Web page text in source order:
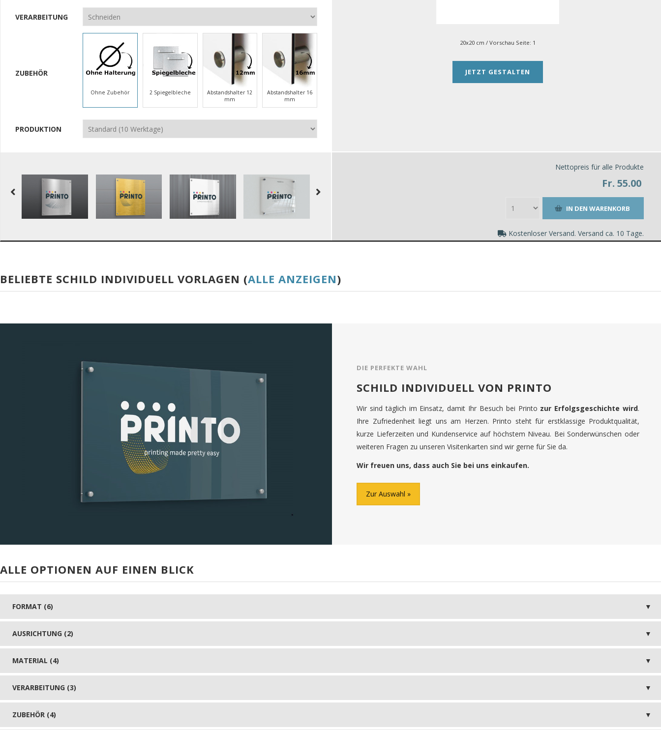
VERARBEITUNG
ZUBEHÖR
Ohne Zubehör 2 Spiegelbleche
Abstandshalter 12
mm
Abstandshalter 16
mm
PRODUKTION
20x20 cm / Vorschau Seite: 1
JETZT GESTALTEN
Nettopreis für alle Produkte
Fr. 55.00
Kostenloser Versand. Versand ca. 10 Tage.
BELIEBTE SCHILD INDIVIDUELL VORLAGEN (ALLE ANZEIGEN)
DIE PERFEKTE WAHL
SCHILD INDIVIDUELL VON PRINTO
Wir sind täglich im Einsatz, damit Ihr Besuch bei Printo zur Erfolgsgeschichte wird.
Ihre Zufriedenheit liegt uns am Herzen. Printo steht für erstklassige Produktqualität,
kurze Lieferzeiten und Kundenservice auf höchstem Niveau. Bei Sonderwünschen oder
weiteren Fragen zu unseren Visitenkarten sind wir gerne für Sie da.
Wir freuen uns, dass auch Sie bei uns einkaufen.
Zur Auswahl
ALLE OPTIONEN AUF EINEN BLICK
FORMAT (6)
AUSRICHTUNG (2)
MATERIAL (4)
VERARBEITUNG (3)
ZUBEHÖR (4)